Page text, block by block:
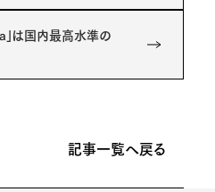
は国内最高水準の
記事一覧へ戻る